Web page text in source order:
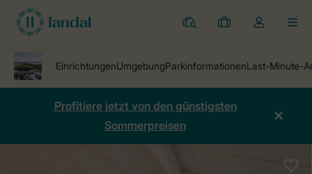
Ferienparks
Meine
Dropdown-
öffnen
Profitiere jetzt von den günstigsten
Sommerpreisen